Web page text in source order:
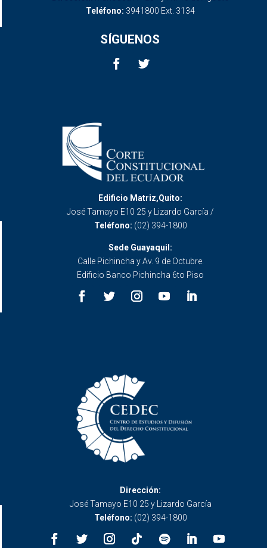
Teléfono: 3941800 Ext. 3134
SÍGUENOS
Edificio Matriz,Quito:
José Tamayo E10 25 y Lizardo García /
Teléfono: (02) 394-1800
Sede Guayaquil:
Calle Pichincha y Av. 9 de Octubre.
Edificio Banco Pichincha 6to Piso
Dirección:
José Tamayo E10 25 y Lizardo García
Teléfono: (02) 394-1800